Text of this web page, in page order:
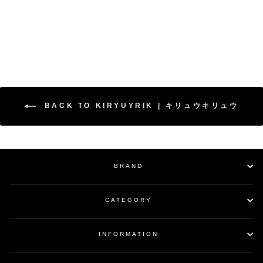
BACK TO KIRYUYRIK | キリュウキリュウ
BRAND
CATEGORY
INFORMATION